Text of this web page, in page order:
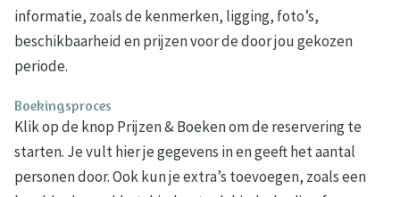
informatie, zoals de kenmerken, ligging, foto’s,
beschikbaarheid en prijzen voor de door jou gekozen
periode.
Boekingsproces
Klik op de knop Prijzen & Boeken om de reservering te
starten. Je vult hier je gegevens in en geeft het aantal
personen door. Ook kun je extra’s toevoegen, zoals een